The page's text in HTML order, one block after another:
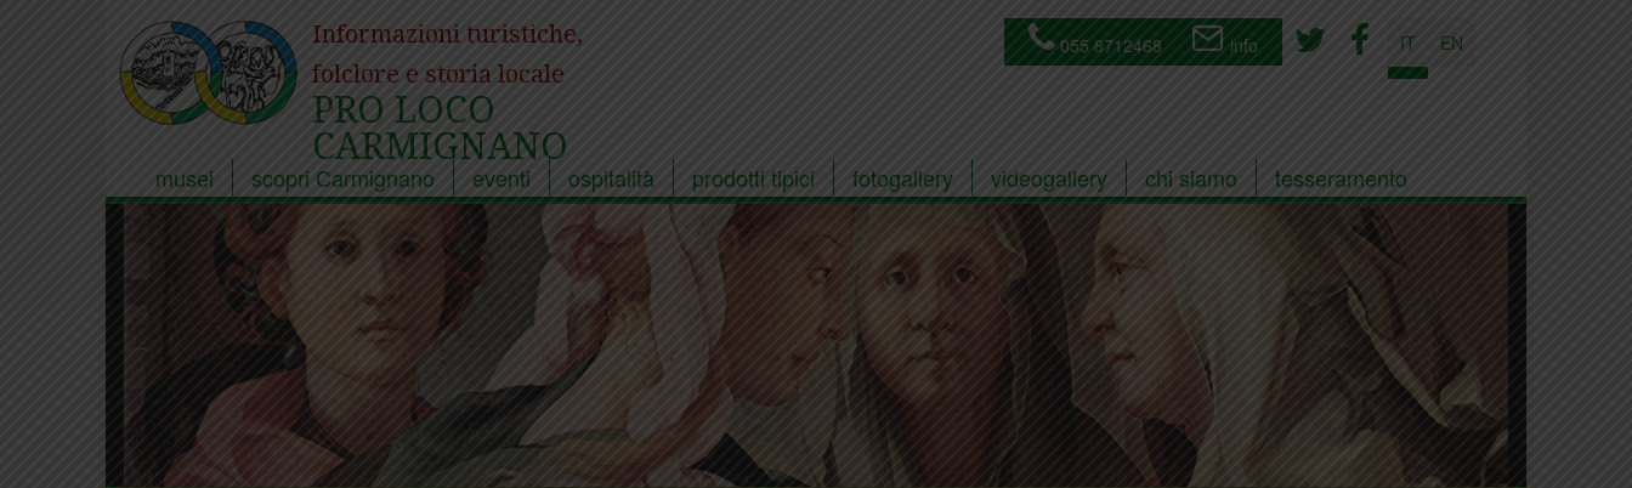
Informazioni turistiche,
folclore e storia locale
PRO LOCO
CARMIGNANO
055 8712468 info IT EN
musei scopri Carmignano eventi ospitalità prodotti tipici fotogallery videogallery chi siamo tesseramento